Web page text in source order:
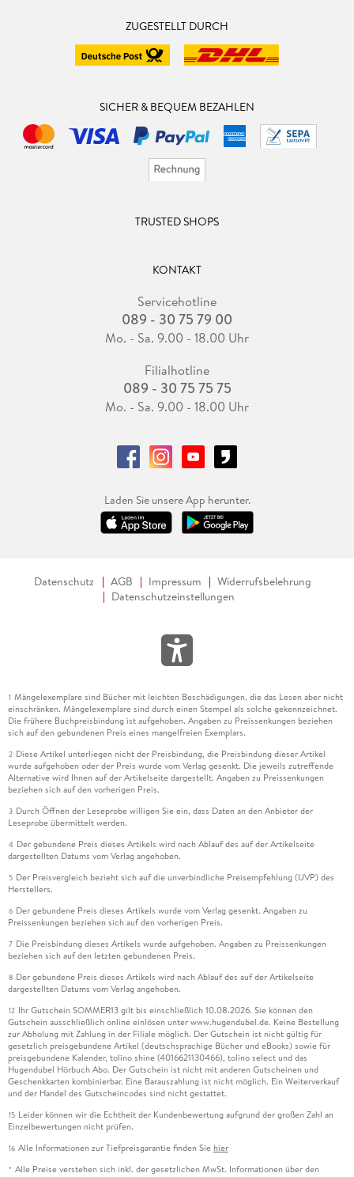
ZUGESTELLT DURCH
SICHER & BEQUEM BEZAHLEN
TRUSTED SHOPS
KONTAKT
Servicehotline
089 - 30 75 79 00
Mo. - Sa. 9.00 - 18.00 Uhr
Filialhotline
089 - 30 75 75 75
Mo. - Sa. 9.00 - 18.00 Uhr
Laden Sie unsere App herunter.
Datenschutz AGB Impressum
Widerrufsbelehrung
Datenschutzeinstellungen
1 Mängelexemplare sind Bücher mit leichten Beschädigungen, die das Lesen aber nicht
einschränken. Mängelexemplare sind durch einen Stempel als solche gekennzeichnet.
Die frühere Buchpreisbindung ist aufgehoben. Angaben zu Preissenkungen beziehen
sich auf den gebundenen Preis eines mangelfreien Exemplars.
2 Diese Artikel unterliegen nicht der Preisbindung, die Preisbindung dieser Artikel
wurde aufgehoben oder der Preis wurde vom Verlag gesenkt. Die jeweils zutreffende
Alternative wird Ihnen auf der Artikelseite dargestellt. Angaben zu Preissenkungen
beziehen sich auf den vorherigen Preis.
3 Durch Öffnen der Leseprobe willigen Sie ein, dass Daten an den Anbieter der
Leseprobe übermittelt werden.
4 Der gebundene Preis dieses Artikels wird nach Ablauf des auf der Artikelseite
dargestellten Datums vom Verlag angehoben.
5 Der Preisvergleich bezieht sich auf die unverbindliche Preisempfehlung (UVP) des
Herstellers.
6 Der gebundene Preis dieses Artikels wurde vom Verlag gesenkt. Angaben zu
Preissenkungen beziehen sich auf den vorherigen Preis.
7 Die Preisbindung dieses Artikels wurde aufgehoben. Angaben zu Preissenkungen
beziehen sich auf den letzten gebundenen Preis.
8 Der gebundene Preis dieses Artikels wird nach Ablauf des auf der Artikelseite
dargestellten Datums vom Verlag angehoben.
12 Ihr Gutschein SOMMER13 gilt bis einschließlich 10.08.2026. Sie können den
Gutschein ausschließlich online einlösen unter www.hugendubel.de. Keine Bestellung
zur Abholung mit Zahlung in der Filiale möglich. Der Gutschein ist nicht gültig für
gesetzlich preisgebundene Artikel (deutschsprachige Bücher und eBooks) sowie für
preisgebundene Kalender, tolino shine (4016621130466), tolino select und das
Hugendubel Hörbuch Abo. Der Gutschein ist nicht mit anderen Gutscheinen und
Geschenkkarten kombinierbar. Eine Barauszahlung ist nicht möglich. Ein Weiterverkauf
und der Handel des Gutscheincodes sind nicht gestattet.
15 Leider können wir die Echtheit der Kundenbewertung aufgrund der großen Zahl an
Einzelbewertungen nicht prüfen.
16 Alle Informationen zur Tiefpreisgarantie finden Sie hier
* Alle Preise verstehen sich inkl. der gesetzlichen MwSt. Informationen über den